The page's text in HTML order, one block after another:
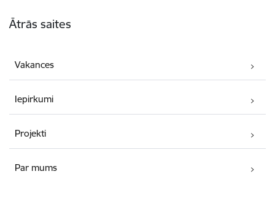
Ātrās saites
Vakances
Iepirkumi
Projekti
Par mums